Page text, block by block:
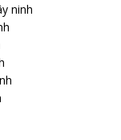
ninh